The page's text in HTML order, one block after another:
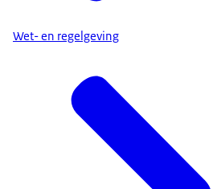
Wet- en regelgeving